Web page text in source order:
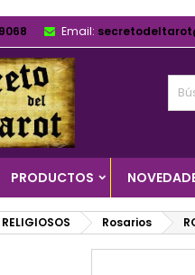
Email:
PRODUCTOS
RELIGIOSOS Rosarios